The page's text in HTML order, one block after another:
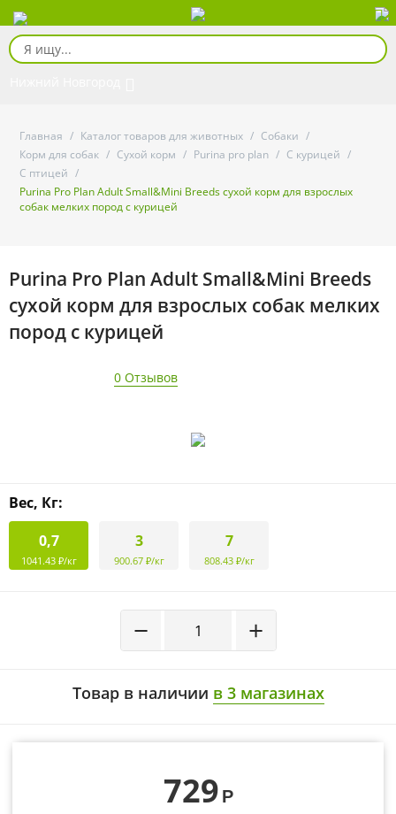
Главная / Каталог товаров для животных / Собаки /
Корм для собак / Сухой корм / Purina pro plan / С курицей /
С птицей /
Purina Pro Plan Adult Small&Mini Breeds сухой корм для взрослых
собак мелких пород с курицей
Purina Pro Plan Adult Small&Mini Breeds
сухой корм для взрослых собак мелких
пород с курицей
0 Отзывов
Вес, Кг:
0,7
1041.43 ₽/кг
3
900.67 ₽/кг
7
808.43 ₽/кг
+
−
Товар в наличии в 3 магазинах
729 Р